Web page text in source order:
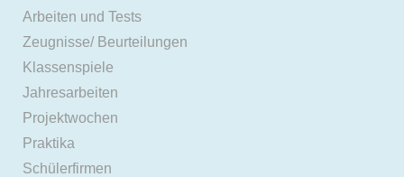
Arbeiten und Tests
Zeugnisse/ Beurteilungen
Klassenspiele
Jahresarbeiten
Projektwochen
Praktika
Schülerfirmen